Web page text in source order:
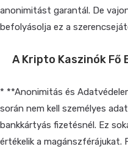
anonimitást garantál. De
befolyásolja ez a
A Kripto Kaszinók Fő
* **Anonimitás és
során nem kell személyes
bankkártyás fizetésnél. Ez
értékelik a magánszférájukat.